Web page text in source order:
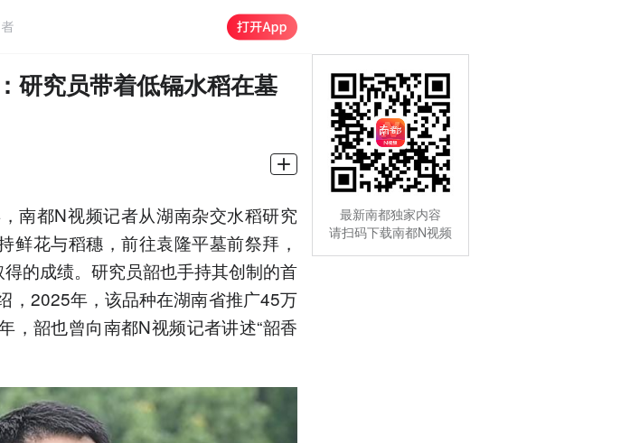
研究员带着低镉水稻在墓
南都N视频记者从湖南杂交水稻研究
鲜花与稻穗，前往袁隆平墓前祭拜，
的成绩。研究员韶也手持其创制的首
，2025年，该品种在湖南省推广45万
，韶也曾向南都N视频记者讲述“韶香
最新南都独家内容
请扫码下载南都N视频